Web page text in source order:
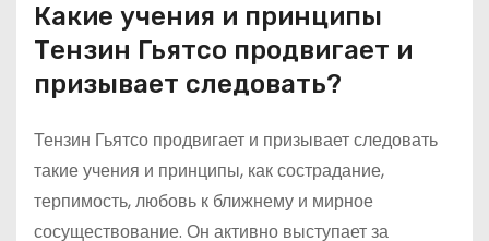
Какие учения и принципы
Тензин Гьятсо продвигает и
призывает следовать?
Тензин Гьятсо продвигает и призывает следовать
такие учения и принципы, как сострадание,
терпимость, любовь к ближнему и мирное
сосуществование. Он активно выступает за